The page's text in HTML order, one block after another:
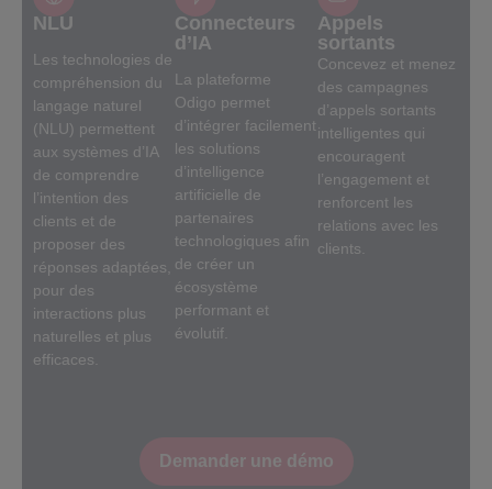
NLU
Les technologies de
compréhension du
langage naturel
(NLU) permettent
aux systèmes d’IA
de comprendre
l’intention des
clients et de
proposer des
réponses adaptées,
pour des
interactions plus
naturelles et plus
efficaces.
Connecteurs
d’IA
La plateforme
Odigo permet
d’intégrer facilement
les solutions
d’intelligence
artificielle de
partenaires
technologiques afin
de créer un
écosystème
performant et
évolutif.
Appels
sortants
Concevez et menez
des campagnes
d’appels sortants
intelligentes qui
encouragent
l’engagement et
renforcent les
relations avec les
clients.
Demander une démo